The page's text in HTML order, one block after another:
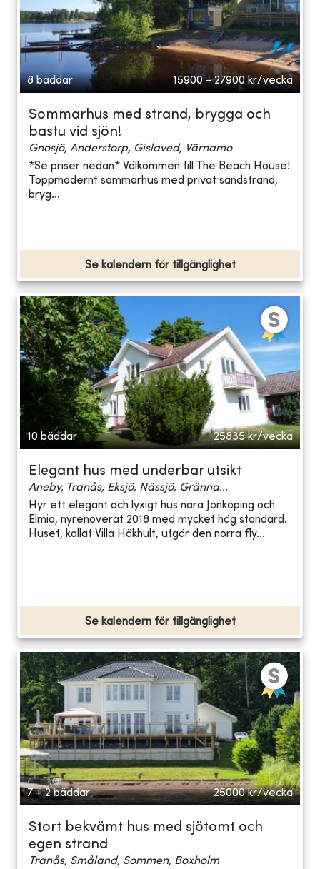
8 bäddar 15900 - 27900 kr/vecka
Sommarhus med strand, brygga och
bastu vid sjön!
Gnosjö, Anderstorp, Gislaved, Värnamo
*Se priser nedan* Välkommen till The Beach House!
Toppmodernt sommarhus med privat sandstrand,
bryg...
Se kalendern för tillgänglighet
10 bäddar 25835 kr/vecka
Elegant hus med underbar utsikt
Aneby, Tranås, Eksjö, Nässjö, Gränna...
Hyr ett elegant och lyxigt hus nära Jönköping och
Elmia, nyrenoverat 2018 med mycket hög standard.
Huset, kallat Villa Hökhult, utgör den norra fly...
Se kalendern för tillgänglighet
7 + 2 bäddar 25000 kr/vecka
Stort bekvämt hus med sjötomt och
egen strand
Tranås, Småland, Sommen, Boxholm